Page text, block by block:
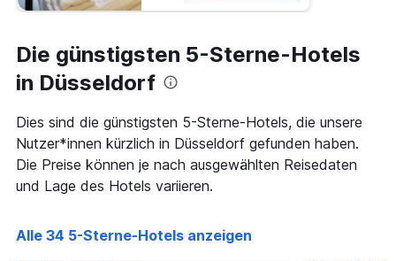
Die günstigsten 5-Sterne-Hotels
in Düsseldorf
Dies sind die günstigsten 5-Sterne-Hotels, die unsere
Nutzer*innen kürzlich in Düsseldorf gefunden haben.
Die Preise können je nach ausgewählten Reisedaten
und Lage des Hotels variieren.
Alle 34 5-Sterne-Hotels anzeigen